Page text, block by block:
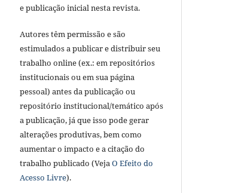
e publicação inicial nesta revista.
Autores têm permissão e são
estimulados a publicar e distribuir seu
trabalho online (ex.: em repositórios
institucionais ou em sua página
pessoal) antes da publicação ou
repositório institucional/temático após
a publicação, já que isso pode gerar
alterações produtivas, bem como
aumentar o impacto e a citação do
trabalho publicado (VejaO Efeito do
Acesso Livre).